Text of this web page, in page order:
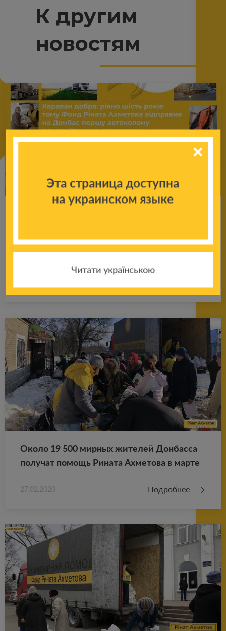
К другим
новостям
первую ав­то­ко­лон­ну с гу­ма­ни­тар­ной по­мо­
щью
Около 19 500 мир­ных жи­те­лей Дон­бас­са
по­лу­чат по­мощь Ри­на­та Ах­ме­то­ва в марте
27.02.2020 Подробнее
Эта страница доступна
на украинском языке
Читати українською